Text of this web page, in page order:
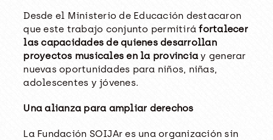
Desde el Ministerio de Educación destacaron
que este trabajo conjunto permitiráfortalecer
las capacidades de quienes desarrollan
proyectos musicales en la provincia y generar
nuevas oportunidades para niños, niñas,
adolescentes y jóvenes.
Una alianza para ampliar derechos
La Fundación SOIJAr es una organización sin